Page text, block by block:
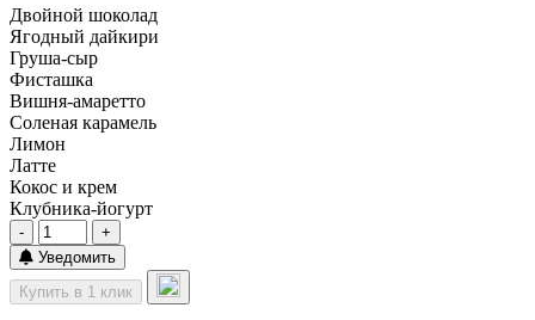
Двойной шоколад
Ягодный дайкири
Груша-сыр
Фисташка
Вишня-амаретто
Соленая карамель
Лимон
Латте
Кокос и крем
Клубника-йогурт
-
+
Уведомить
Купить в 1 клик